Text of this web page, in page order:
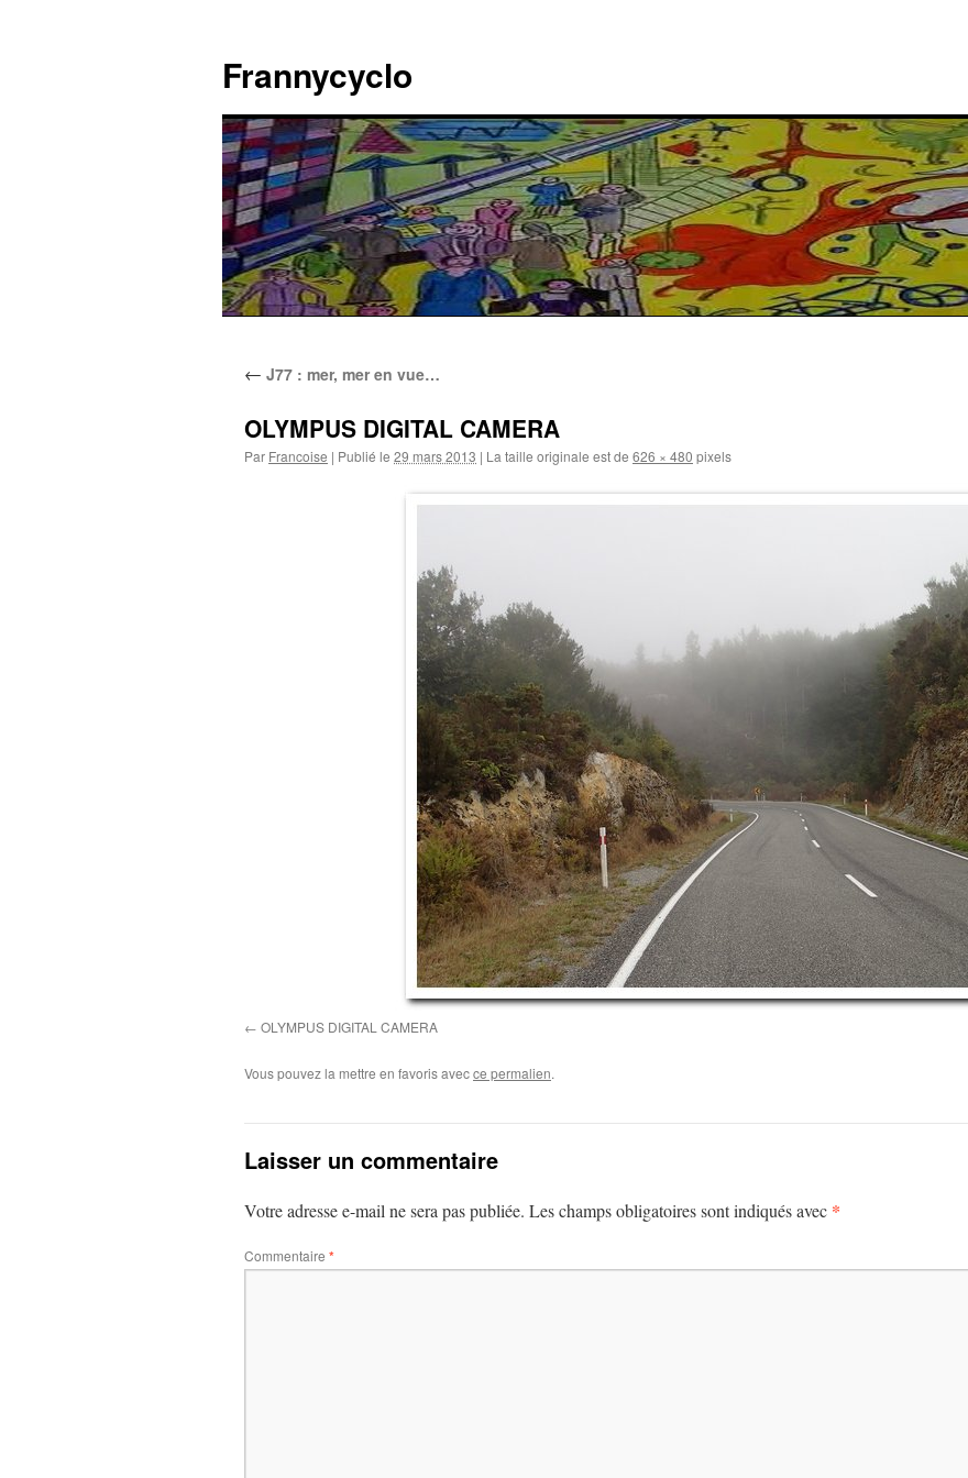
contenu
Frannycyclo
← J77 : mer, mer en vue…
OLYMPUS DIGITAL CAMERA
Par Francoise | Publié le 29 mars 2013 | La taille originale est de 626 × 480 pixels
OLYMPUS DIGITAL CAMERA
Vous pouvez la mettre en favoris avecce permalien.
Laisser un commentaire
Votre adresse e-mail ne sera pas publiée. Les champs obligatoires sont indiqués avec *
Commentaire *